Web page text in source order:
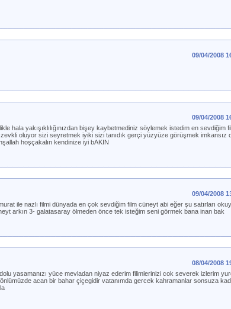
09/04/2008
09/04/2008
hala yakışıklılığınızdan bişey kaybetmediniz söylemek istedim en sevdiğim
oluyor sizi seyretmek iyiki sizi tanıdık gerçi yüzyüze görüşmek imkansız
hoşçakalın kendinize iyi bAKIN
09/04/2008
ile nazlı filmi dünyada en çok sevdiğim film cüneyt abi eğer şu satırları
arkın 3- galatasaray ölmeden önce tek isteğim seni görmek bana inan bak
08/04/2008
yasamanızı yüce mevladan niyaz ederim filimlerinizi cok severek izlerim
acan bir bahar çiçegidir vatanımda gercek kahramanlar sonsuza